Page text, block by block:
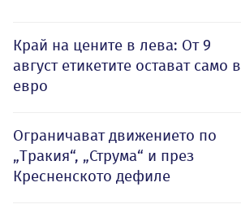
Край на цените в лева: От 9
август етикетите остават само в
евро
Ограничават движението по
„Тракия“, „Струма“ и през
Кресненското дефиле